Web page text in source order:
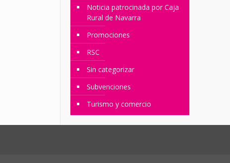
Noticia patrocinada por Caja
Rural de Navarra
Promociones
RSC
Sin categorizar
Subvenciones
Turismo y comercio